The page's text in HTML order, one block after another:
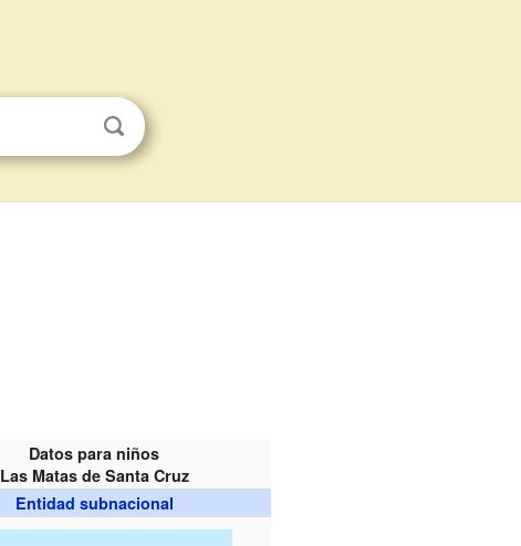
Datos para niños
Las Matas de Santa Cruz
Entidad subnacional